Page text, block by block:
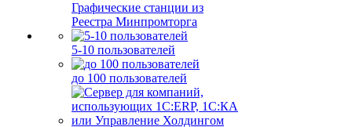
Графические станции из
Реестра Минпромторга
5-10 пользователей
до 100 пользователей